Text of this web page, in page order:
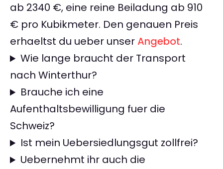
ab 2340 €, eine reine Beiladung ab 910
€ pro Kubikmeter. Den genauen Preis
erhaeltst du ueber unserAngebot.
Wie lange braucht der Transport
nach Winterthur?
Brauche ich eine
Aufenthaltsbewilligung fuer die
Schweiz?
Ist mein Uebersiedlungsgut zollfrei?
Uebernehmt ihr auch die